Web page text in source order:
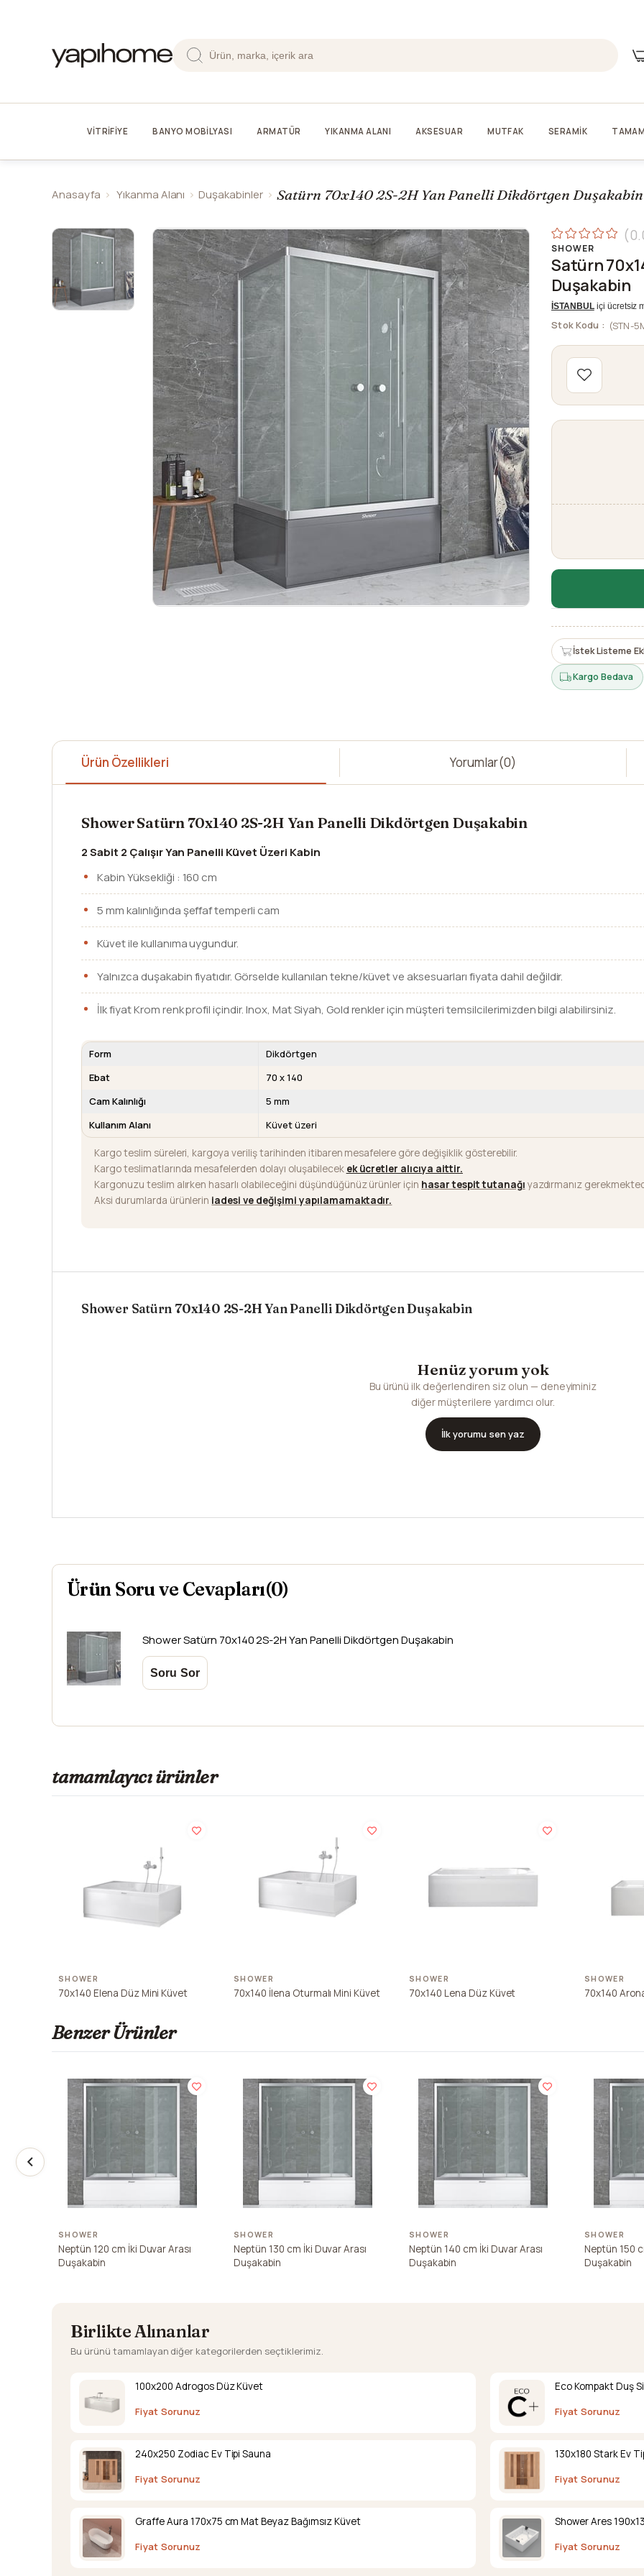
VİTRİFİYE BANYO MOBİLYASI ARMATÜR YIKANMA ALANI AKSESUAR MUTFAK SERAMİK
Anasayfa Yıkanma Alanı Duşakabinler Satürn 70x140 2S-2H Yan Panelli Dikdörtgen Duşakabin
SHOWER
Satürn
Duşakabin
İSTANBULiçi ücretsiz
Stok Kodu (STN-
İstek Listeme
Kargo Bedava
Ürün Özellikleri Yorumlar(0)
Shower Satürn 70x140 2S-2H Yan Panelli Dikdörtgen Duşakabin
2 Sabit 2 Çalışır Yan Panelli Küvet Üzeri Kabin
Kabin Yüksekliği : 160 cm
5 mm kalınlığında şeffaf temperli cam
Küvet ile kullanıma uygundur.
Yalnızca duşakabin fiyatıdır. Görselde kullanılan tekne/küvet ve aksesuarları fiyata dahil değildir.
İlk fiyat Krom renk profil içindir. Inox, Mat Siyah, Gold renkler için müşteri temsilcilerimizden bilgi alabilirsiniz.
Form
Dikdörtgen
Ebat
70 x 140
Cam Kalınlığı
5 mm
Kullanım Alanı
Küvet üzeri
Kargo teslim süreleri, kargoya veriliş tarihinden itibaren mesafelere göre değişiklik gösterebilir.
Kargo teslimatlarında mesafelerden dolayı oluşabilecek ek ücretler alıcıya aittir.
Kargonuzu teslim alırken hasarlı olabileceğini düşündüğünüz ürünler için hasar tespit tutanağı yazdırmanız
Aksi durumlarda ürünlerin iadesi ve değişimi yapılamamaktadır.
Shower Satürn 70x140 2S-2H Yan Panelli Dikdörtgen Duşakabin
Henüz yorum yok
Bu ürünü ilk değerlendiren siz olun — deneyiminiz
diğer müşterilere yardımcı olur.
İlk yorumu sen yaz
Ürün Soru ve Cevapları(0)
ShowerSatürn 70x140 2S-2H Yan Panelli Dikdörtgen Duşakabin
tamamlayıcı ürünler
SHOWER
70x140 Elena Düz Mini Küvet
SHOWER
70x140 İlena Oturmalı Mini Küvet
SHOWER
70x140 Lena Düz Küvet
SHOWER
70x140
Benzer Ürünler
SHOWER
Neptün 120 cm İki Duvar Arası
Duşakabin
SHOWER
Neptün 130 cm İki Duvar Arası
Duşakabin
SHOWER
Neptün 140 cm İki Duvar Arası
Duşakabin
SHOWER
Neptün 150
Duşakabin
Birlikte Alınanlar
Bu ürünü tamamlayan diğer kategorilerden seçtiklerimiz.
100x200 Adrogos Düz Küvet
Fiyat Sorunuz
Eco Kompakt Duş
Fiyat Sorunuz
240x250 Zodiac Ev Tipi Sauna
Fiyat Sorunuz
130x180 Stark Ev
Fiyat Sorunuz
Graffe Aura 170x75 cm Mat Beyaz Bağımsız Küvet
Fiyat Sorunuz
Shower Ares
Fiyat Sorunuz